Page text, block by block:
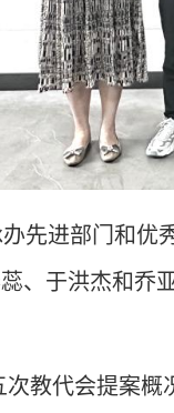
先进部门和优
、于洪杰和乔
教代会提案